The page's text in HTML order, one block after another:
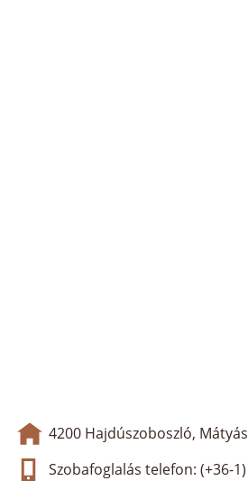
4200 Hajdúszoboszló,
Szobafoglalás telefon: (+36-